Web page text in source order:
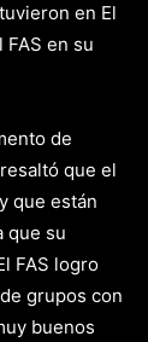
en El
en su
de
que el
que están
que su
FAS logro
grupos con
buenos